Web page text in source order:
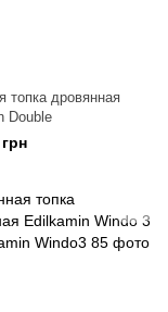
топка дровянная
Double